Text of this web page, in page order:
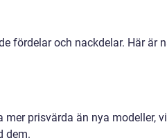
fördelar och nackdelar. Här är
prisvärda än nya modeller,
dem.